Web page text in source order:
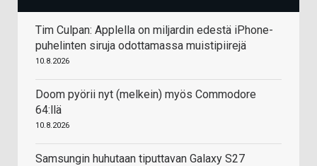
Tim Culpan: Applella on miljardin edestä iPhone-
puhelinten siruja odottamassa muistipiirejä
10.8.2026
Doom pyörii nyt (melkein) myös Commodore
64:llä
10.8.2026
Samsungin huhutaan tiputtavan Galaxy S27